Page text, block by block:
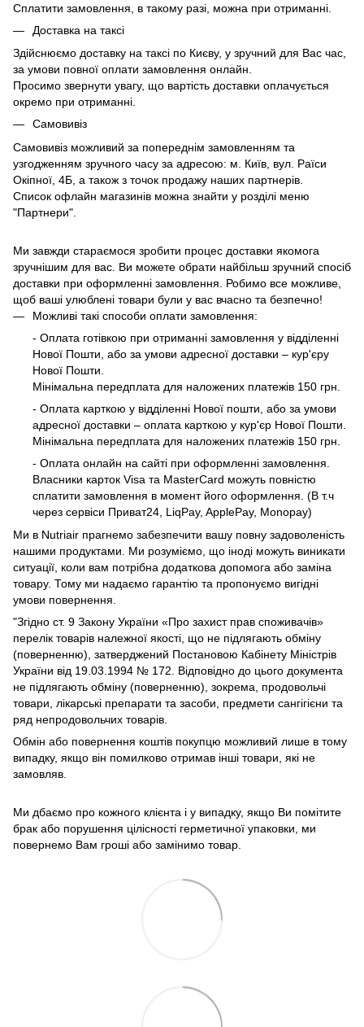
Сплатити замовлення, в такому разі, можна при отриманні.
Доставка на таксі
Здійснюємо доставку на таксі по Києву, у зручний для Вас час,
за умови повної оплати замовлення онлайн.
Просимо звернути увагу, що вартість доставки оплачується
окремо при отриманні.
Самовивіз
Самовивіз можливий за попереднім замовленням та
узгодженням зручного часу за адресою: м. Київ, вул. Раїси
Окіпної, 4Б, а також з точок продажу наших партнерів.
Список офлайн магазинів можна знайти у розділі меню
"Партнери".
Ми завжди стараємося зробити процес доставки якомога
зручнішим для вас. Ви можете обрати найбільш зручний спосіб
доставки при оформленні замовлення. Робимо все можливе,
щоб ваші улюблені товари були у вас вчасно та безпечно!
Можливі такі способи оплати замовлення:
- Оплата готівкою при отриманні замовлення у відділенні
Нової Пошти, або за умови адресної доставки – кур'єру
Нової Пошти.
Мінімальна передплата для наложених платежів 150 грн.
- Оплата карткою у відділенні Нової пошти, або за умови
адресної доставки – оплата карткою у кур'єр Нової Пошти.
Мінімальна передплата для наложених платежів 150 грн.
- Оплата онлайн на сайті при оформленні замовлення.
Власники карток Visa та MasterCard можуть повністю
сплатити замовлення в момент його оформлення. (В т.ч
через сервіси Приват24, LiqPay, ApplePay, Monopay)
Ми в Nutriair прагнемо забезпечити вашу повну задоволеність
нашими продуктами. Ми розуміємо, що іноді можуть виникати
ситуації, коли вам потрібна додаткова допомога або заміна
товару. Тому ми надаємо гарантію та пропонуємо вигідні
умови повернення.
"Згідно ст. 9 Закону України «Про захист прав споживачів»
перелік товарів належної якості, що не підлягають обміну
(поверненню), затверджений Постановою Кабінету Міністрів
України від 19.03.1994 № 172. Відповідно до цього документа
не підлягають обміну (поверненню), зокрема, продовольчі
товари, лікарські препарати та засоби, предмети сангігієни та
ряд непродовольчих товарів.
Обмін або повернення коштів покупцю можливий лише в тому
випадку, якщо він помилково отримав інші товари, які не
замовляв.
Ми дбаємо про кожного клієнта і у випадку, якщо Ви помітите
брак або порушення цілісності герметичної упаковки, ми
повернемо Вам гроші або замінимо товар.